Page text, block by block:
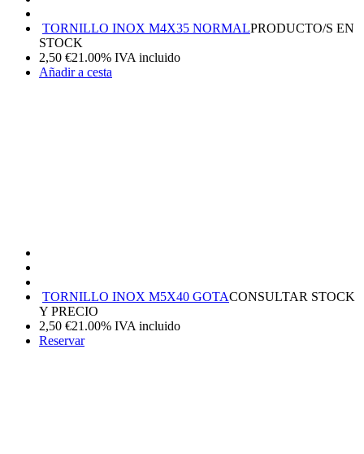
TORNILLO INOX M4X35 NORMALPRODUCTO/S EN
STOCK
2,50 €21.00% IVA incluido
Añadir a cesta
TORNILLO INOX M5X40 GOTACONSULTAR STOCK
Y PRECIO
2,50 €21.00% IVA incluido
Reservar